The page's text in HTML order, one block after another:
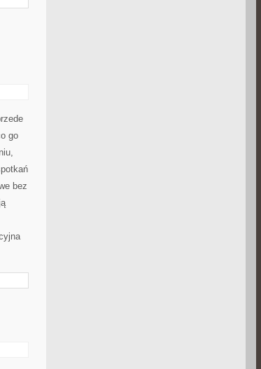
go
bez